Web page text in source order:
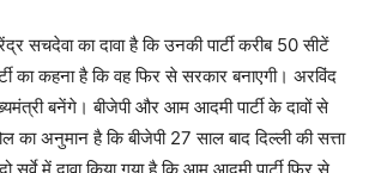
सचदेवा का दावा है कि उनकी पार्टी करीब 50 सीटें
का कहना है कि वह फिर से सरकार बनाएगी। अरविंद
बनेंगे। बीजेपी और आम आदमी पार्टी के दावों से
का अनुमान है कि बीजेपी 27 साल बाद दिल्ली की सत्ता